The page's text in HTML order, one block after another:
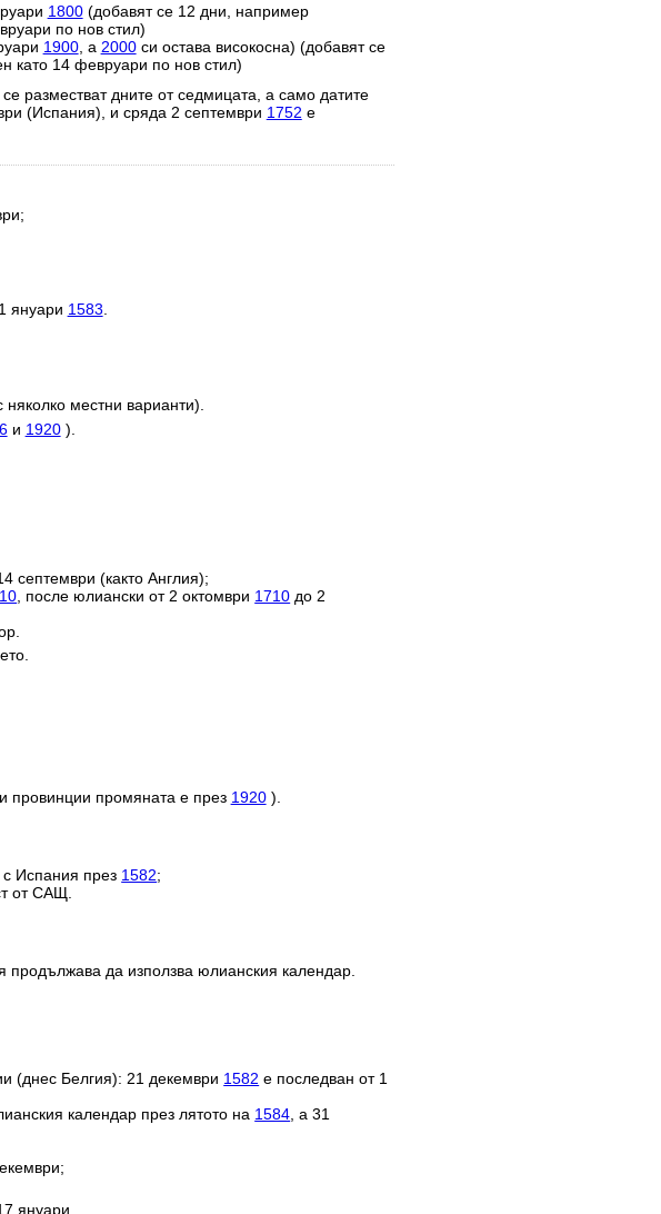
1800(добавят се 12 дни, например
по нов стил)
1900, а 2000си остава високосна) (добавят се
като 14 февруари по нов стил)
разместват дните от седмицата, а само датите
(Испания), и сряда 2 септември 1752 е
януари 1583.
местни варианти).
и 1920).
септември (както Англия);
, после юлиански от 2 октомври 1710 до 2
провинции промяната е през 1920).
Испания през 1582;
от САЩ.
да използва юлианския календар.
(днес Белгия): 21 декември 1582 е последван от 1
календар през лятото на 1584 , а 31
януари.